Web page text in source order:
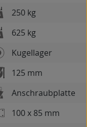
250 kg
625 kg
Kugellager
125 mm
Anschraubplatte
100 x 85 mm